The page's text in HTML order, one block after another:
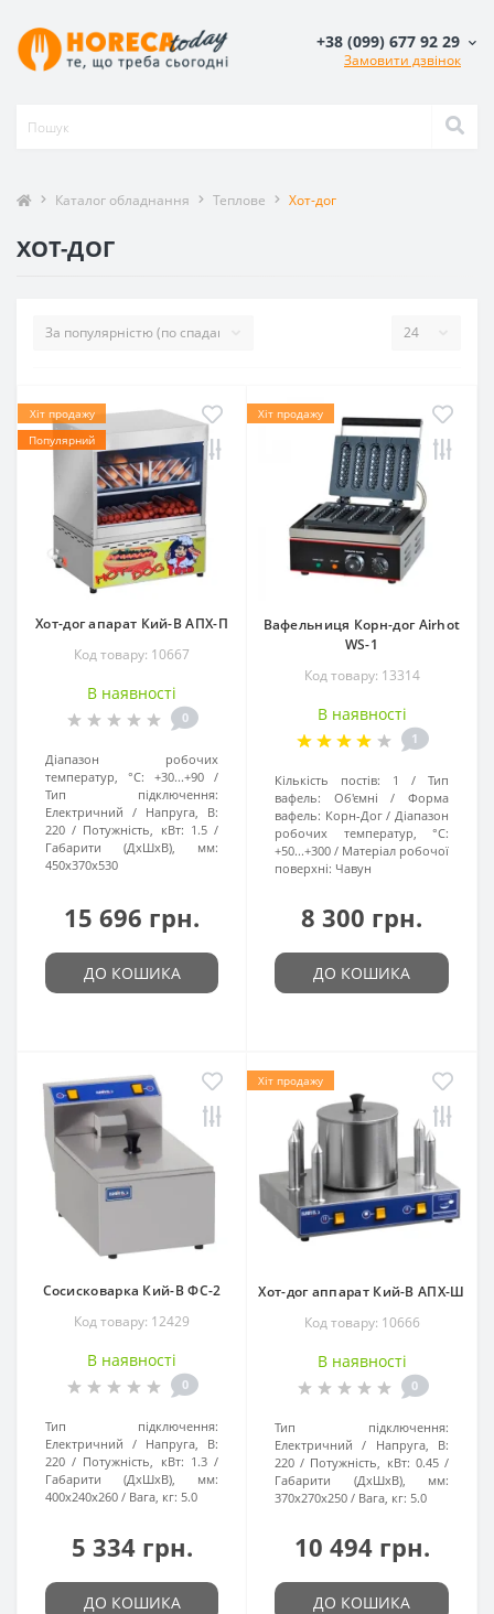
+38 (099) 677 92 29
Замовити дзвінок
Каталог обладнання Теплове Хот-дог
ХОТ-ДОГ
Хіт продажу
Популярний
Хот-дог апарат Кий-В АПХ-П
Код товару: 10667
В наявності
0
Діапазон робочих
температур, °C:
+30...+90
Тип підключення:
Електричний
Напруга, В:
220
Потужність, кВт: 1.5
Габарити (ДхШхВ), мм:
450x370x530
15 696 грн.
ДО КОШИКА
Хіт продажу
Вафельниця Корн-дог Airhot
WS-1
Код товару: 13314
В наявності
1
Кількість постів: 1
Тип
вафель:
Об'ємні
Форма
вафель: Корн-Дог
Діапазон
робочих температур, °C:
+50...+300
Матеріал робочої
поверхні: Чавун
8 300 грн.
ДО КОШИКА
Сосисковарка Кий-В ФС-2
Код товару: 12429
В наявності
0
Тип підключення:
Електричний
Напруга, В:
220
Потужність, кВт: 1.3
Габарити (ДхШхВ), мм:
400x240x260
Вага, кг: 5.0
5 334 грн.
ДО КОШИКА
Хіт продажу
Хот-дог аппарат Кий-В АПХ-Ш
Код товару: 10666
В наявності
0
Тип підключення:
Електричний
Напруга, В:
220
Потужність, кВт: 0.45
Габарити (ДхШхВ), мм:
370x270x250
Вага, кг: 5.0
10 494 грн.
ДО КОШИКА